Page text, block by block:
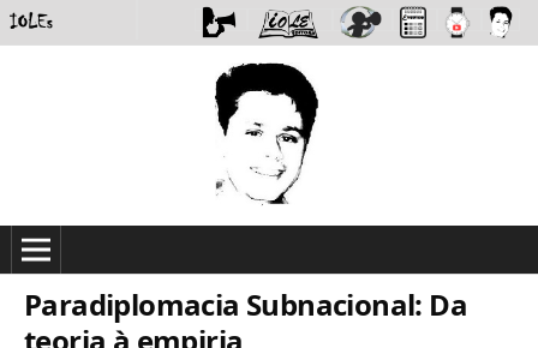
Paradiplomacia Subnacional: Da
teoria à empiria